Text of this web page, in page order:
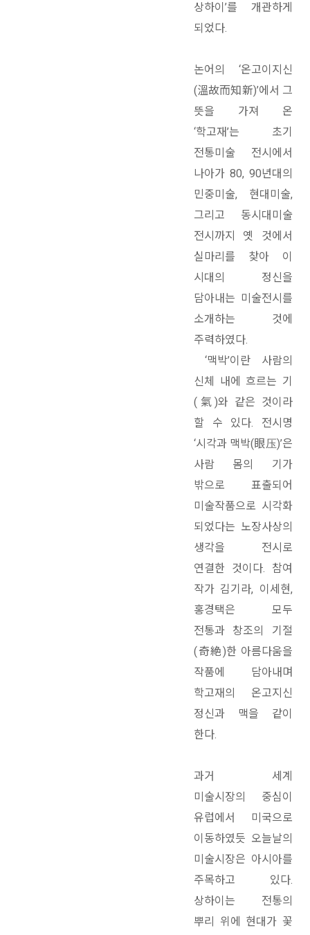
상하이’를 개관하게
되었다.
논어의 ‘온고이지신
(溫故而知新)’에서 그
뜻을 가져 온
‘학고재’는 초기
전통미술 전시에서
나아가 80, 90년대의
민중미술, 현대미술,
그리고 동시대미술
전시까지 옛 것에서
실마리를 찾아 이
시대의 정신을
담아내는 미술전시를
소개하는 것에
주력하였다.
‘맥박’이란 사람의
신체 내에 흐르는 기
(氣)와 같은 것이라
할 수 있다. 전시명
‘시각과 맥박(眼压)’은
사람 몸의 기가
밖으로 표출되어
미술작품으로 시각화
되었다는 노장사상의
생각을 전시로
연결한 것이다. 참여
작가 김기라, 이세현,
홍경택은 모두
전통과 창조의 기절
(奇絶)한 아름다움을
작품에 담아내며
학고재의 온고지신
정신과 맥을 같이
한다.
과거 세계
미술시장의 중심이
유럽에서 미국으로
이동하였듯 오늘날의
미술시장은 아시아를
주목하고 있다.
상하이는 전통의
뿌리 위에 현대가 꽃